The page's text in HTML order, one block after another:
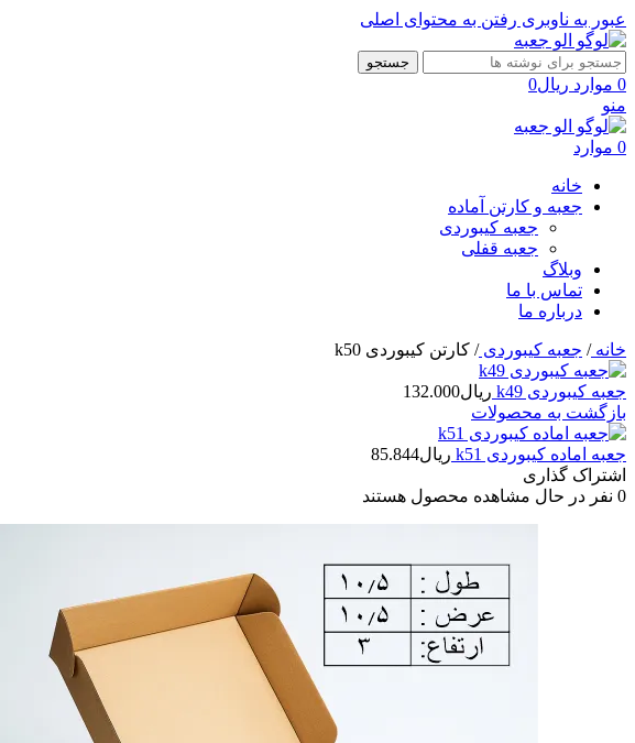
عبور به ناوبری رفتن به محتوای اصلی
جستجو
0 موارد ریال0
منو
0 موارد
خانه
جعبه و کارتن آماده
جعبه کیبوردی
جعبه قفلی
وبلاگ
تماس با ما
درباره ما
خانه/ جعبه کیبوردی/ کارتن کیبوردی k50
جعبه کیبوردی k49 ریال132.000
بازگشت به محصولات
جعبه اماده کیبوردی k51 ریال85.844
اشتراک گذاری
0 نفر در حال مشاهده محصول هستند